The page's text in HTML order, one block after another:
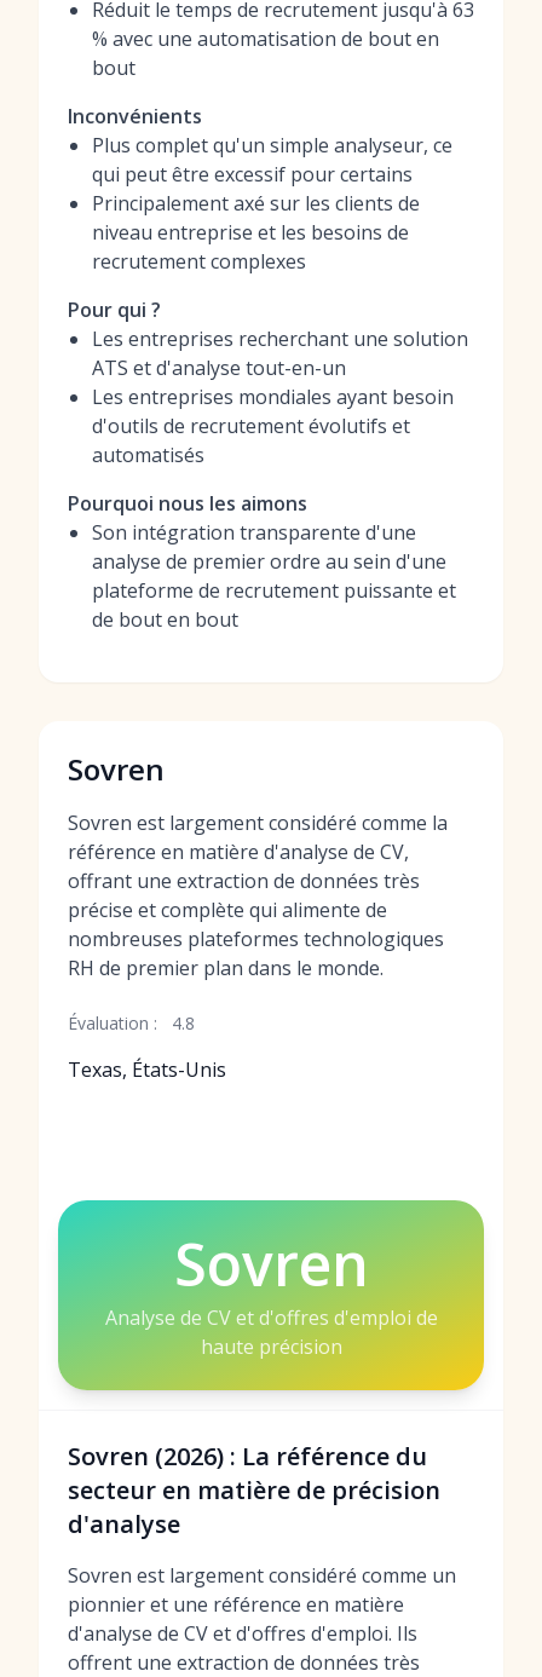
Réduit le temps de recrutement jusqu'à 63
% avec une automatisation de bout en
bout
Inconvénients
Plus complet qu'un simple analyseur, ce
qui peut être excessif pour certains
Principalement axé sur les clients de
niveau entreprise et les besoins de
recrutement complexes
Pour qui ?
Les entreprises recherchant une solution
ATS et d'analyse tout-en-un
Les entreprises mondiales ayant besoin
d'outils de recrutement évolutifs et
automatisés
Pourquoi nous les aimons
Son intégration transparente d'une
analyse de premier ordre au sein d'une
plateforme de recrutement puissante et
de bout en bout
Sovren
Sovren est largement considéré comme la
référence en matière d'analyse de CV,
offrant une extraction de données très
précise et complète qui alimente de
nombreuses plateformes technologiques
RH de premier plan dans le monde.
Évaluation : 4.8
Texas, États-Unis
Sovren
Analyse de CV et d'offres d'emploi de
haute précision
Sovren (2026) : La référence du
secteur en matière de précision
d'analyse
Sovren est largement considéré comme un
pionnier et une référence en matière
d'analyse de CV et d'offres d'emploi. Ils
offrent une extraction de données très